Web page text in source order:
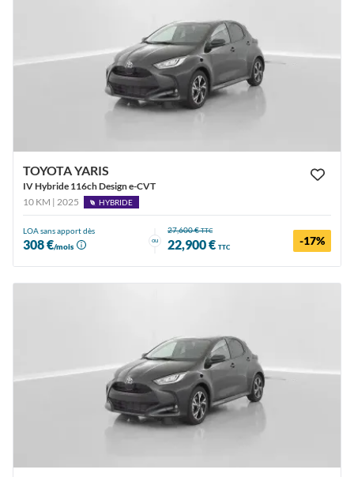
TOYOTA YARIS
IV Hybride 116ch Design e-CVT
10 KM | 2025
HYBRIDE
LOA sans apport dès
308 €/mois
ou
27,600 €TTC
22,900 € TTC -17%